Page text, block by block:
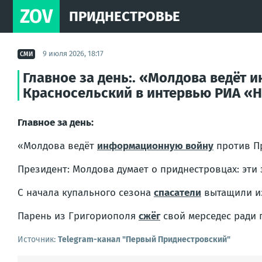
ZOV ПРИДНЕСТРОВЬЕ
СМИ 9 июля 2026, 18:17
Главное за день:. «Молдова ведёт
Красносельский в интервью РИА
Главное за день:
«Молдова ведёт информационную войну против
Президент: Молдова думает о приднестровцах:
С начала купального сезона спасатели вытащили
Парень из Григориополя сжёгсвой мерседес ради
Источник: Telegram-канал "Первый Приднестровский"